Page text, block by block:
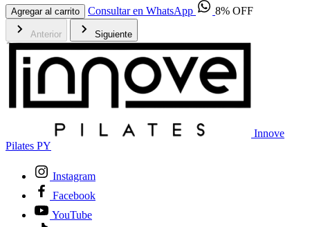
Agregar al carrito Consultar en WhatsApp 8% OFF
Anterior Siguiente
Innove
Pilates PY
Instagram
Facebook
YouTube